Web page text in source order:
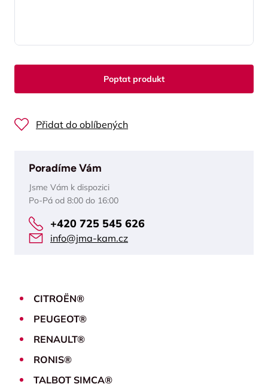
Poptat produkt
Přidat do oblíbených
Poradíme Vám
Jsme Vám k dispozici
Po-Pá od 8:00 do 16:00
+420 725 545 626
info@jma-kam.cz
CITROËN®
PEUGEOT®
RENAULT®
RONIS®
TALBOT SIMCA®